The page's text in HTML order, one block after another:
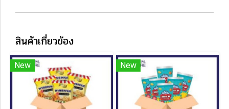
สินค้าเกี่ยวข้อง
New New